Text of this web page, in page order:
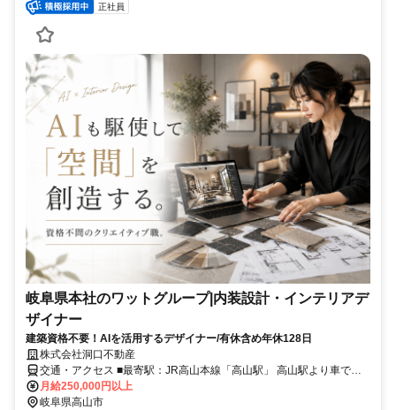
正社員
岐阜県本社のワットグループ|内装設計・インテリアデ
ザイナー
建築資格不要！AIを活用するデザイナー/有休含め年休128日
株式会社洞口不動産
交通・アクセス ■最寄駅：JR高山本線「高山駅」 高山駅より車で約3
分 自動車通勤可能（駐車場あり）
月給250,000円以上
岐阜県高山市